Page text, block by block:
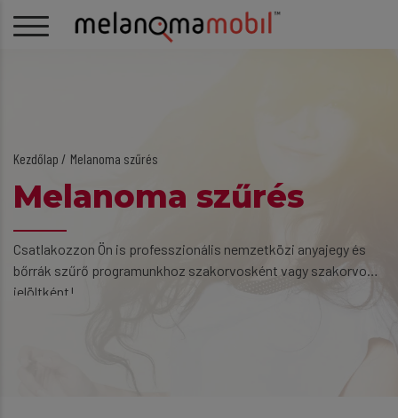
Kezdőlap Melanoma szűrés
Melanoma szűrés
Csatlakozzon Ön is professzionális nemzetközi anyajegy és
bőrrák szűrő programunkhoz szakorvosként vagy szakorvos
jelöltként!